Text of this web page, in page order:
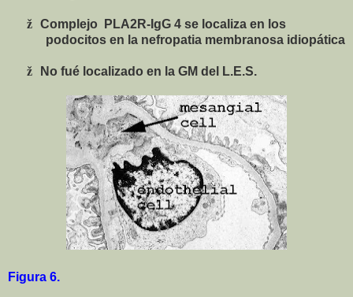
ž Complejo
PLA2R-IgG 4 se localiza en los
podocitos en la nefropatia membranosa idiopática
ž No fué localizado en la GM del L.E.S.
Figura 6.